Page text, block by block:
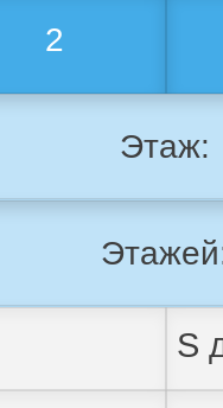
2
Этаж: